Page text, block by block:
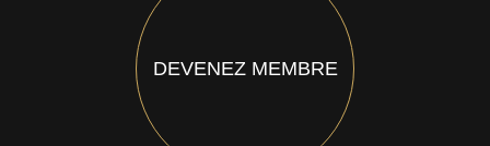
DEVENEZ MEMBRE